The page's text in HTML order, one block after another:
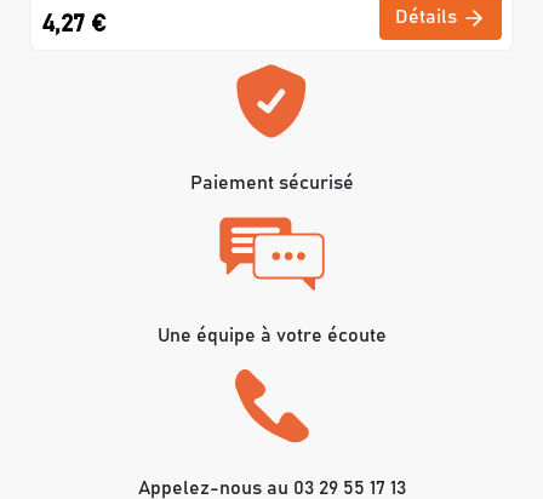
4,27 € Détails
Paiement sécurisé
Une équipe à votre écoute
Appelez-nous au 03 29 55 17 13